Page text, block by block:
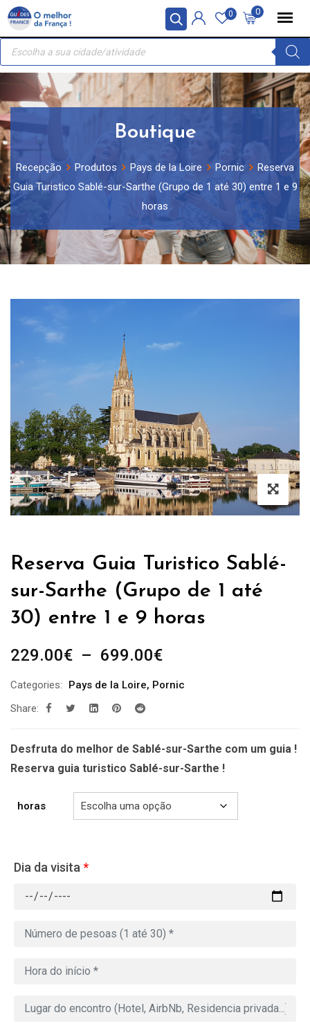
Painel de Gerenciamento de Cookies
Skip
content
0
0
Recherche
produits
Boutique
Recepção Produtos Pays de la Loire Pornic
Reserva
Guia Turistico Sablé-sur-Sarthe (Grupo de 1 até 30) entre 1 e 9
horas
Reserva Guia Turistico Sablé-
sur-Sarthe (Grupo de 1 até
30) entre 1 e 9 horas
229.00€ – 699.00€Plage
prix :
699.00€
Categories: Pays de la Loire, Pornic
Share:
Desfruta do melhor de Sablé-sur-Sarthe com um guia !
Reserva guia turistico Sablé-sur-Sarthe !
horas
Dia da visita *